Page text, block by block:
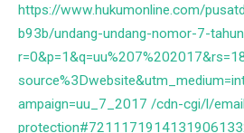
https://www.hukumonline.com/
b93b/undang-undang-nomor-7-
ampaign=uu_7_2017 /cdn-cgi/l/